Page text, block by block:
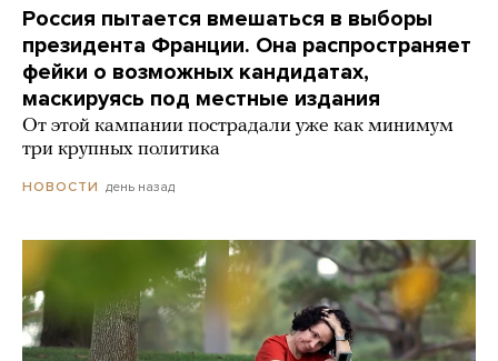
Россия пытается вмешаться в выборы
президента Франции. Она распространяет
фейки о возможных кандидатах,
маскируясь под местные издания
От этой кампании пострадали уже как минимум
три крупных политика
НОВОСТИ день назад